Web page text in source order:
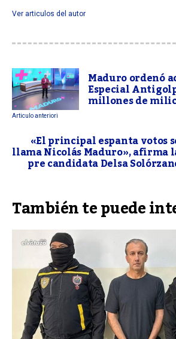
Ver articulos del autor
Maduro ordenó
Especial
millones de
Articulo anteriori
«El principal espanta votos
llama Nicolás Maduro», afirma
pre candidata Delsa
También te puede